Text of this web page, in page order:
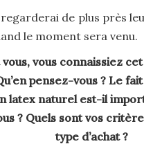
regarderai de plus près
le moment sera venu.
vous, vous connaissiez
pensez-vous ? Le fait
latex naturel est-il
? Quels sont vos
type d’achat ?